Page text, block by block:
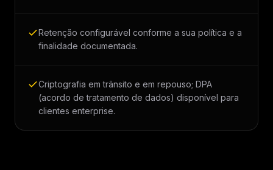
Retenção configurável conforme a sua política e a
finalidade documentada.
Criptografia em trânsito e em repouso; DPA
(acordo de tratamento de dados) disponível para
clientes enterprise.